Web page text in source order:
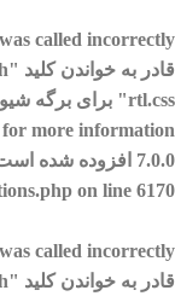
called incorrectly
rtl.css" برای برگه شیوه‌نامه "wd-portfolio-base" نیستیم. Please see
7.0.0 افزوده شده است.) in
on line 6170
called incorrectly